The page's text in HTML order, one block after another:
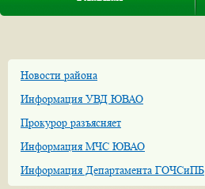
Новости района
Информация УВД ЮВАО
Прокурор разъясняет
Информация МЧС ЮВАО
Информация Департамента ГОЧСиПБ